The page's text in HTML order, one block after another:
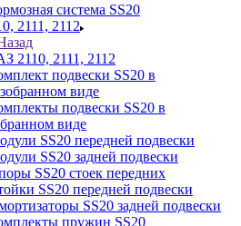
система SS20
2111, 2112
2110, 2111, 2112
подвески SS20 в
виде
подвески SS20 в
виде
SS20 передней подвески
SS20 задней подвески
SS20 стоек передних
SS20 передней подвески
SS20 задней подвески
пружин SS20